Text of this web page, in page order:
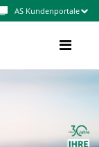
AS Kundenportale